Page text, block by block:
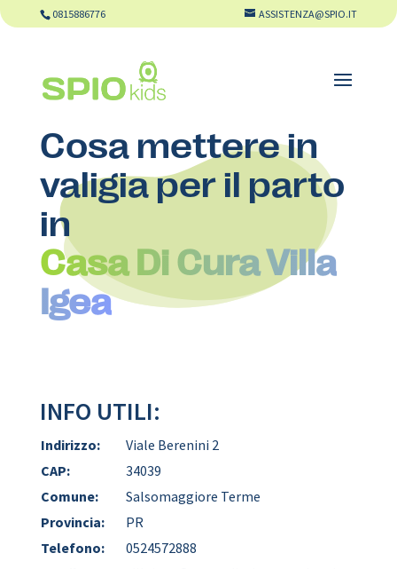
0815886776 ASSISTENZA@SPIO.IT
Cosa mettere in
valigia per il parto
in
Casa Di Cura Villa
Igea
INFO UTILI:
Indirizzo:
Viale Berenini 2
CAP:
34039
Comune:
Salsomaggiore Terme
Provincia:
PR
Telefono:
0524572888